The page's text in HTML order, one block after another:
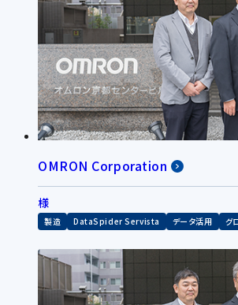
OMRON Corporation
様
製造 DataSpider Servista データ活用 グ